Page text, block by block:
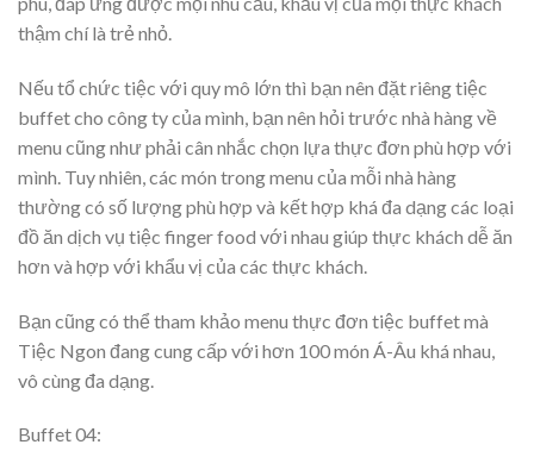
thậm chí là trẻ nhỏ.
Nếu tổ chức tiệc với quy mô lớn thì bạn nên đặt riêng tiệc
buffet cho công ty của mình, bạn nên hỏi trước nhà hàng về
menu cũng như phải cân nhắc chọn lựa thực đơn phù hợp với
mình. Tuy nhiên, các món trong menu của mỗi nhà hàng
thường có số lượng phù hợp và kết hợp khá đa dạng các loại
đồ ăn dịch vụ tiệc finger food với nhau giúp thực khách dễ ăn
hơn và hợp với khẩu vị của các thực khách.
Bạn cũng có thể tham khảo menu thực đơn tiệc buffet mà
Tiệc Ngon đang cung cấp với hơn 100 món Á-Âu khá nhau,
vô cùng đa dạng.
Buffet 04: